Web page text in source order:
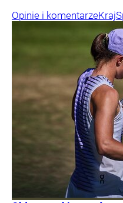
Opinie i komentarzeKraj